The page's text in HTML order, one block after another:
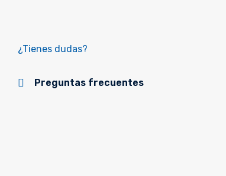
¿Tienes dudas?
Preguntas frecuentes